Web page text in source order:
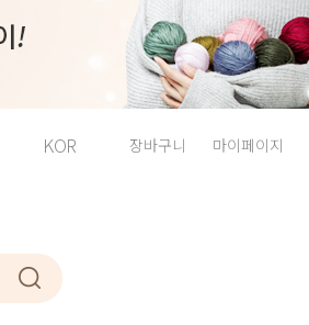
KOR 장바구니 마이페이지